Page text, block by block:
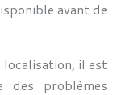
avant de
localisation, il est
des problèmes